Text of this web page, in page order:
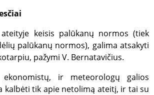
keisis palūkanų normos (tiek
palūkanų normos), galima atsakyti
pažymi V. Bernatavičius.
ir meteorologų galios
kalbėti tik apie netolimą ateitį, ir tai su
CookieScript
www.gfbankas.lt
2 mėnesiai
4 savaitės
slapukų
sutikimo